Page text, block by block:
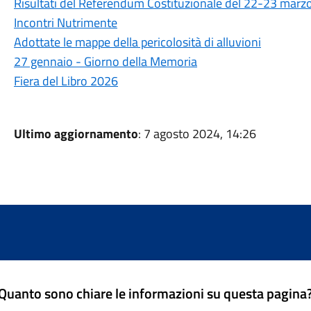
Incontri Nutrimente
Adottate le mappe della pericolosità di alluvioni
27 gennaio - Giorno della Memoria
Fiera del Libro 2026
Ultimo aggiornamento: 7 agosto 2024, 14:26
sono chiare le informazioni su questa